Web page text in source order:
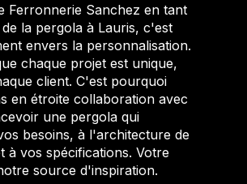
Ferronnerie Sanchez en tant
la pergola à Lauris, c'est
envers la personnalisation.
chaque projet est unique,
client. C'est pourquoi
en étroite collaboration avec
une pergola qui
besoins, à l'architecture de
à vos spécifications. Votre
source d'inspiration.